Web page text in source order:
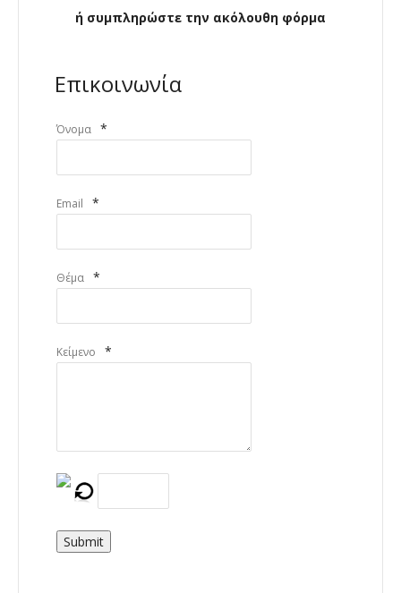
ή συμπληρώστε την ακόλουθη φόρμα
Επικοινωνία
Όνομα *
Email *
Θέμα *
Κείμενο *
Submit